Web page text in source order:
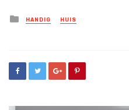
Posted
in
HANDIG HUIS